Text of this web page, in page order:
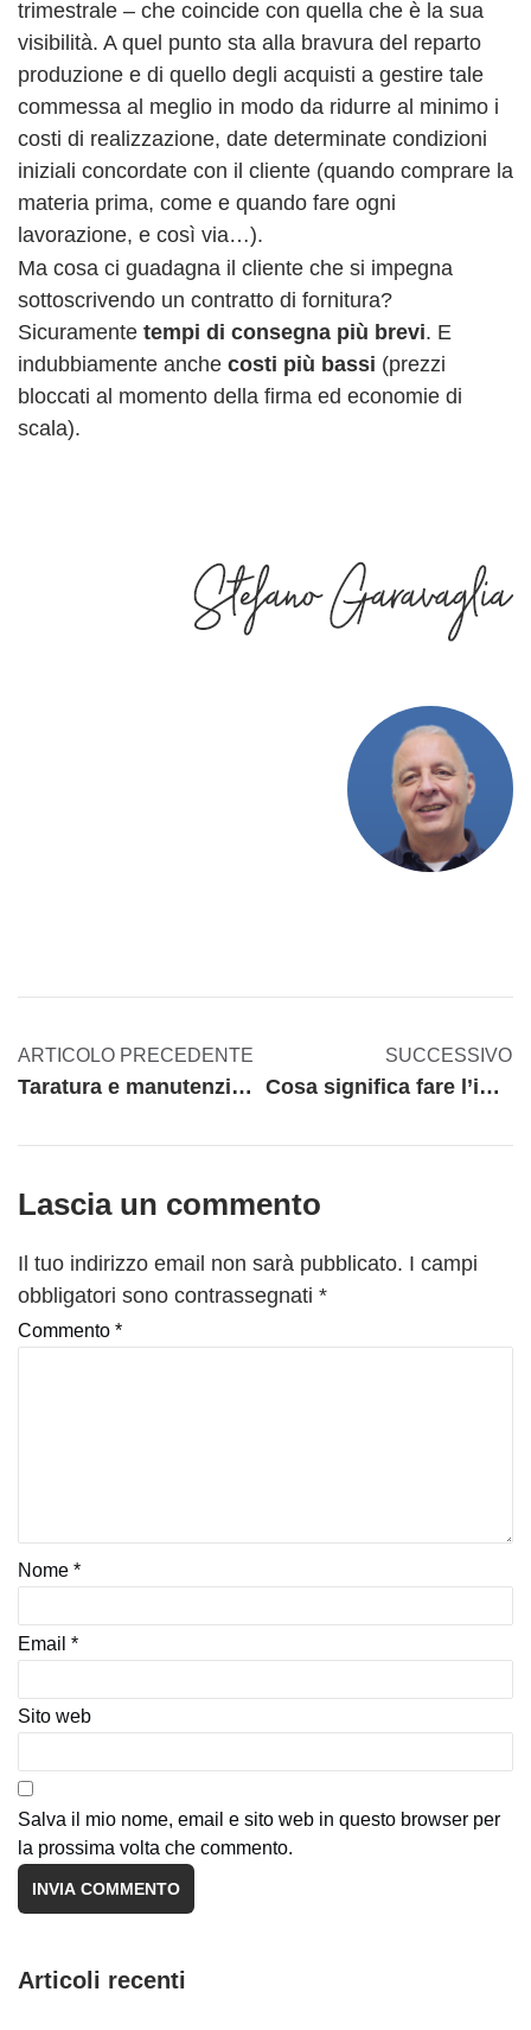
trimestrale – che coincide con quella che è la sua
visibilità. A quel punto sta alla bravura del reparto
produzione e di quello degli acquisti a gestire tale
commessa al meglio in modo da ridurre al minimo i
costi di realizzazione, date determinate condizioni
iniziali concordate con il cliente (quando comprare la
materia prima, come e quando fare ogni
lavorazione, e così via…).
Ma cosa ci guadagna il cliente che si impegna
sottoscrivendo un contratto di fornitura?
Sicuramente tempi di consegna più brevi. E
indubbiamente anche costi più bassi (prezzi
bloccati al momento della firma ed economie di
scala).
ARTICOLO PRECEDENTE
Taratura e manutenzione delle macchine per il controllo qualità: l’importanza di un lavoro preciso e costante
SUCCESSIVO
Cosa significa fare l’imprenditore oggi? Alcune riflessioni…
Lascia un commento
Il tuo indirizzo email non sarà pubblicato. I campi
obbligatori sono contrassegnati *
Commento *
Nome *
Email *
Sito web
Salva il mio nome, email e sito web in questo browser per
la prossima volta che commento.
Articoli recenti